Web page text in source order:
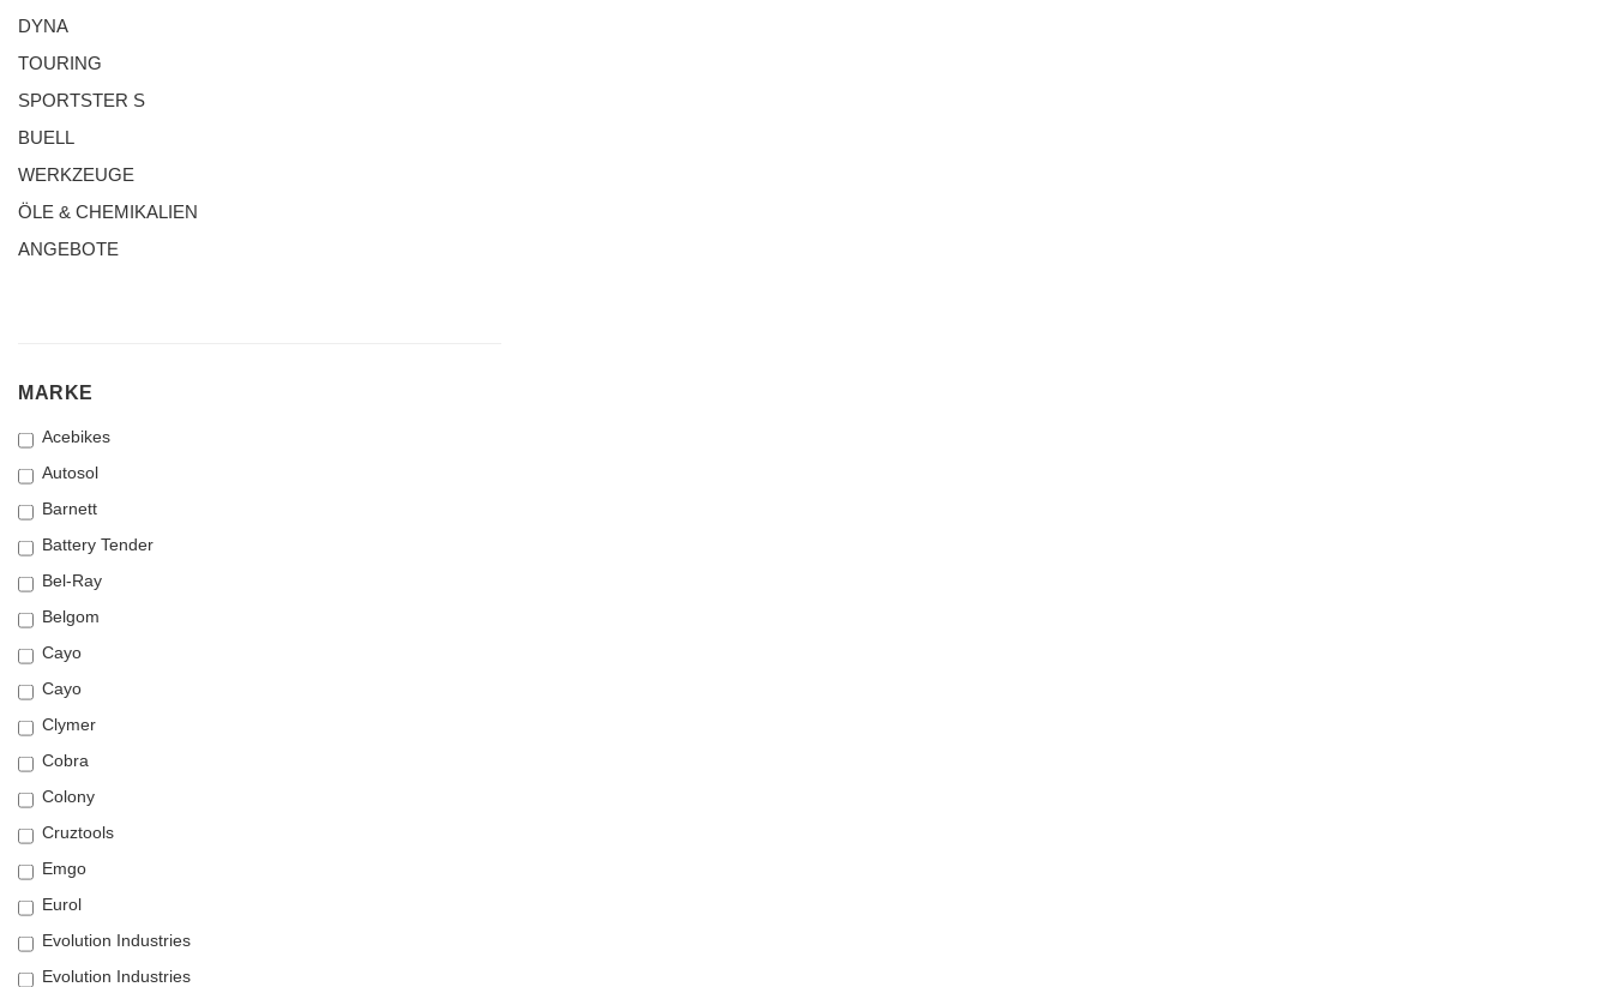
DYNA
TOURING
SPORTSTER S
BUELL
WERKZEUGE
ÖLE & CHEMIKALIEN
ANGEBOTE
MARKE
MARKE
Acebikes
Autosol
Barnett
Battery Tender
Bel-Ray
Belgom
Cayo
Cayo
Clymer
Cobra
Colony
Cruztools
Emgo
Eurol
Evolution Industries
Evolution Industries